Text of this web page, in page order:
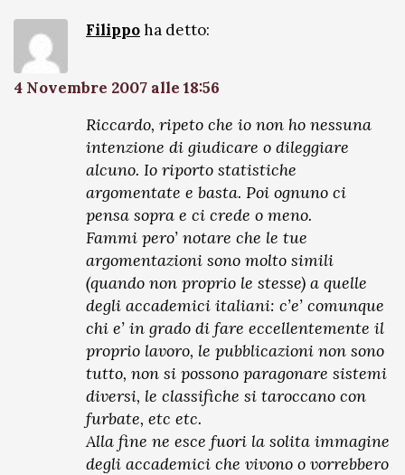
Filippoha detto:
4 Novembre 2007 alle 18:56
Riccardo, ripeto che io non ho nessuna
intenzione di giudicare o dileggiare
alcuno. Io riporto statistiche
argomentate e basta. Poi ognuno ci
pensa sopra e ci crede o meno.
Fammi pero’ notare che le tue
argomentazioni sono molto simili
(quando non proprio le stesse) a quelle
degli accademici italiani: c’e’ comunque
chi e’ in grado di fare eccellentemente il
proprio lavoro, le pubblicazioni non sono
tutto, non si possono paragonare sistemi
diversi, le classifiche si taroccano con
furbate, etc etc.
Alla fine ne esce fuori la solita immagine
degli accademici che vivono o vorrebbero